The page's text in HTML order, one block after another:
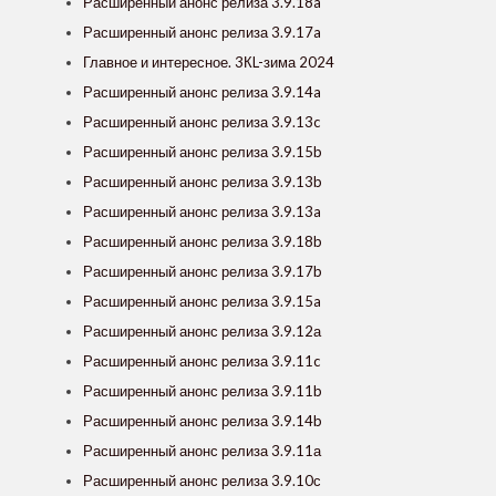
Расширенный анонс релиза 3.9.17a
Главное и интересное. 3КL-зима 2024
Расширенный анонс релиза 3.9.14a
Расширенный анонс релиза 3.9.13c
Расширенный анонс релиза 3.9.15b
Расширенный анонс релиза 3.9.13b
Расширенный анонс релиза 3.9.13a
Расширенный анонс релиза 3.9.18b
Расширенный анонс релиза 3.9.17b
Расширенный анонс релиза 3.9.15a
Расширенный анонс релиза 3.9.12а
Расширенный анонс релиза 3.9.11c
Расширенный анонс релиза 3.9.11b
Расширенный анонс релиза 3.9.14b
Расширенный анонс релиза 3.9.11а
Расширенный анонс релиза 3.9.10с